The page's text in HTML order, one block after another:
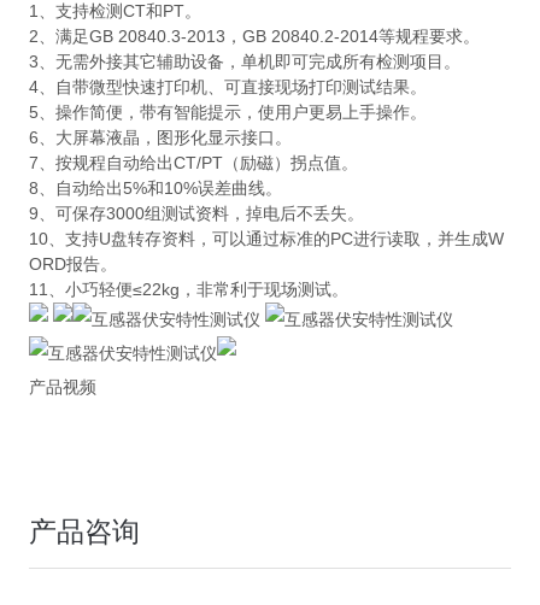
1、支持检测CT和PT。
2、满足GB 20840.3-2013，GB 20840.2-2014等规程要求。
3、无需外接其它辅助设备，单机即可完成所有检测项目。
4、自带微型快速打印机、可直接现场打印测试结果。
5、操作简便，带有智能提示，使用户更易上手操作。
6、大屏幕液晶，图形化显示接口。
7、按规程自动给出CT/PT（励磁）拐点值。
8、自动给出5%和10%误差曲线。
9、可保存3000组测试资料，掉电后不丢失。
10、支持U盘转存资料，可以通过标准的PC进行读取，并生成W
ORD报告。
11、小巧轻便≤22kg，非常利于现场测试。
产品视频
产品咨询